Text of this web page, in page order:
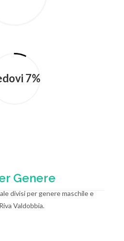
7%
Genere
divisi per genere maschile e
Valdobbia.